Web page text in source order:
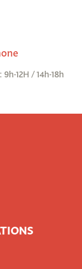
9h-12H / 14h-18h